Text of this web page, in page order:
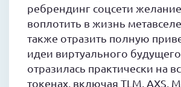
ребрендинг соцсети
воплотить в жизнь
также отразить полную
идеи виртуального
отразилась практически на
токенах, включая TLM, AXS,